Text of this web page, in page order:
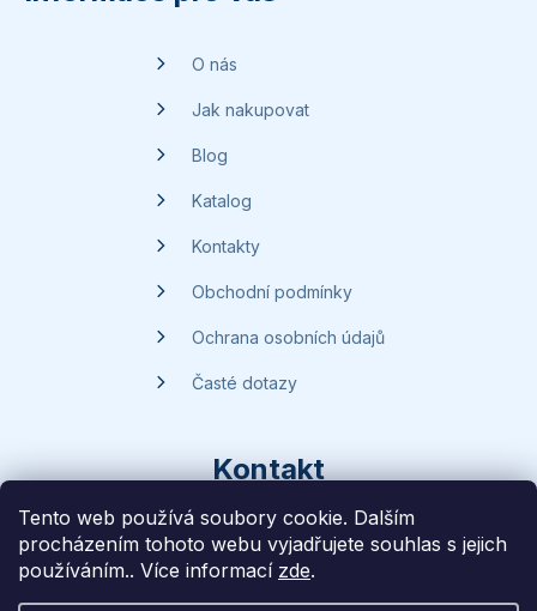
Tento web používá soubory cookie. Dalším
procházením tohoto webu vyjadřujete souhlas s jejich
používáním.. Více informací zde.
O nás
Jak nakupovat
Blog
Katalog
Kontakty
Obchodní podmínky
Ochrana osobních údajů
Časté dotazy
Kontakt
dotazy @handsave.cz
774 669 457